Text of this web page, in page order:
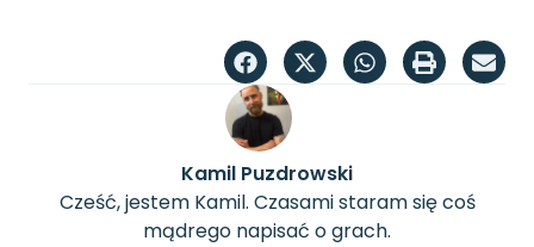
Kamil Puzdrowski
Cześć, jestem Kamil. Czasami staram się coś
mądrego napisać o grach.